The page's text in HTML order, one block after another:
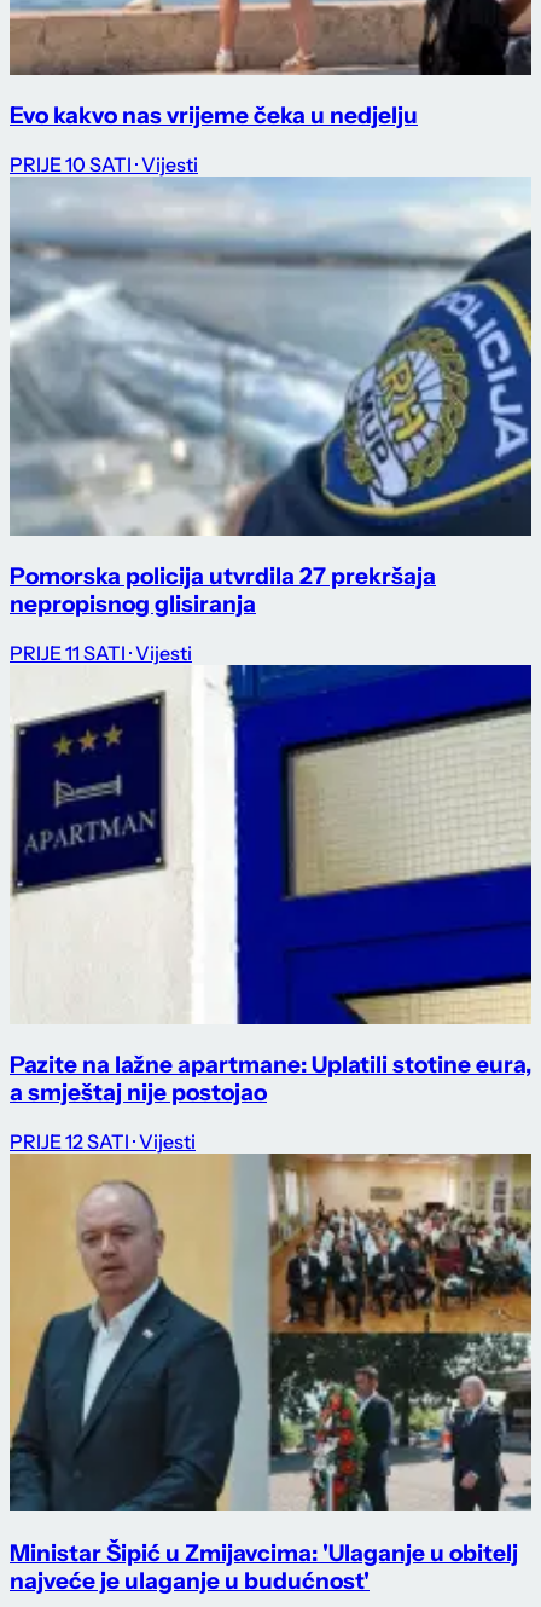
Evo kakvo nas vrijeme čeka u nedjelju
PRIJE 10 SATI · Vijesti
Pomorska policija utvrdila 27 prekršaja
nepropisnog glisiranja
PRIJE 11 SATI · Vijesti
Pazite na lažne apartmane: Uplatili stotine eura,
a smještaj nije postojao
PRIJE 12 SATI · Vijesti
Ministar Šipić u Zmijavcima: 'Ulaganje u obitelj
najveće je ulaganje u budućnost'